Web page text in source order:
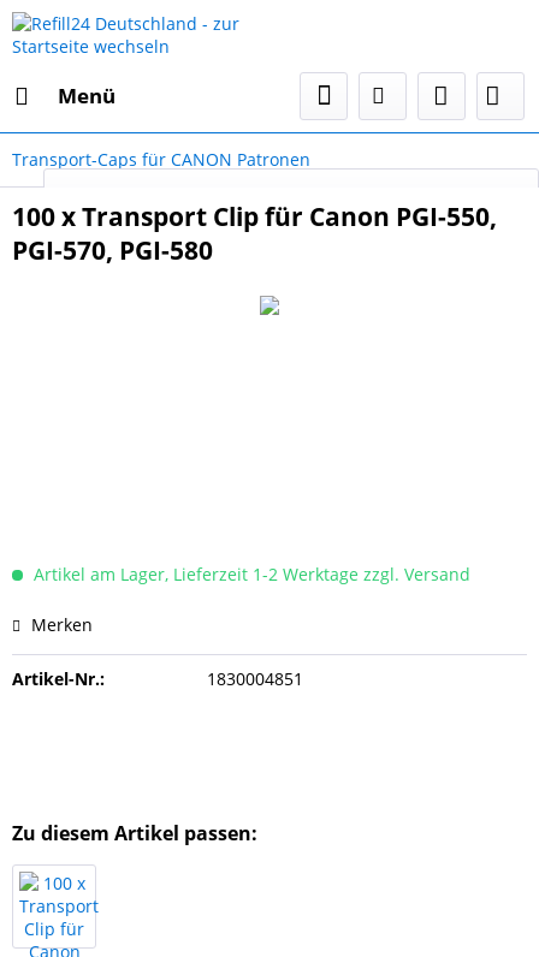
Menü
Transport-Caps für CANON Patronen
100 x Transport Clip für Canon PGI-550,
PGI-570, PGI-580
Artikel am Lager, Lieferzeit 1-2 Werktage zzgl. Versand
Merken
Artikel-Nr.: 1830004851
Zu diesem Artikel passen: